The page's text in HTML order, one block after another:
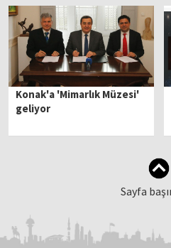
Konak'a 'Mimarlık Müzesi'
geliyor
Sayfa